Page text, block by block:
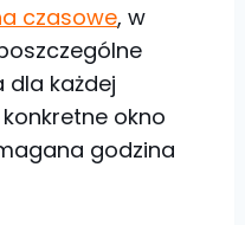
czasowe, w
dla każdej
okno
godzina